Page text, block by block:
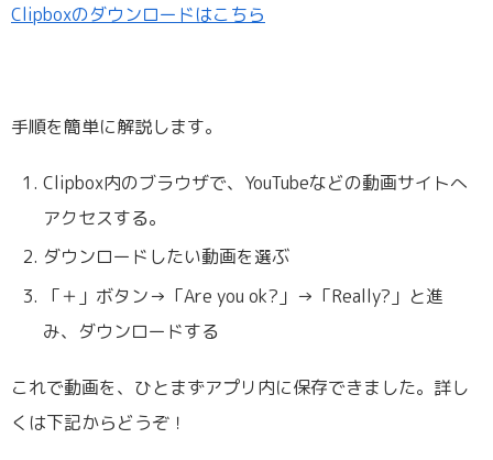
Clipboxのダウンロードはこちら
手順を簡単に解説します。
Clipbox内のブラウザで、YouTubeなどの動画サイトへ
アクセスする。
ダウンロードしたい動画を選ぶ
「＋」ボタン→「Are you ok?」→「Really?」と進
み、ダウンロードする
これで動画を、ひとまずアプリ内に保存できました。詳し
くは下記からどうぞ！